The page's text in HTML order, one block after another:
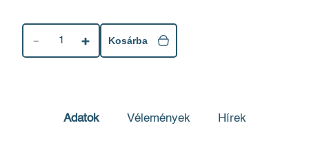
1 Kosárba
Adatok Vélemények Hírek